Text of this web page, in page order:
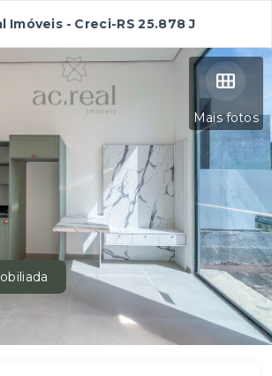
Imóveis - Creci-RS 25.878 J
Mais fotos